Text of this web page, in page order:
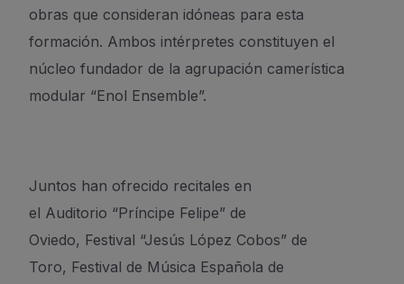
obras que consideran idóneas para esta
formación. Ambos intérpretes constituyen el
núcleo fundador de la agrupación camerística
modular “Enol Ensemble”.
Juntos han ofrecido recitales en
el Auditorio “Príncipe Felipe” de
Oviedo, Festival “Jesús López Cobos” de
Toro, Festival de Música Española de